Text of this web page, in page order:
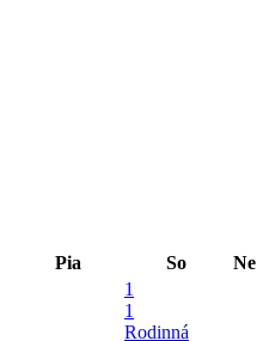
Pia So Ne
1
1
Rodinná